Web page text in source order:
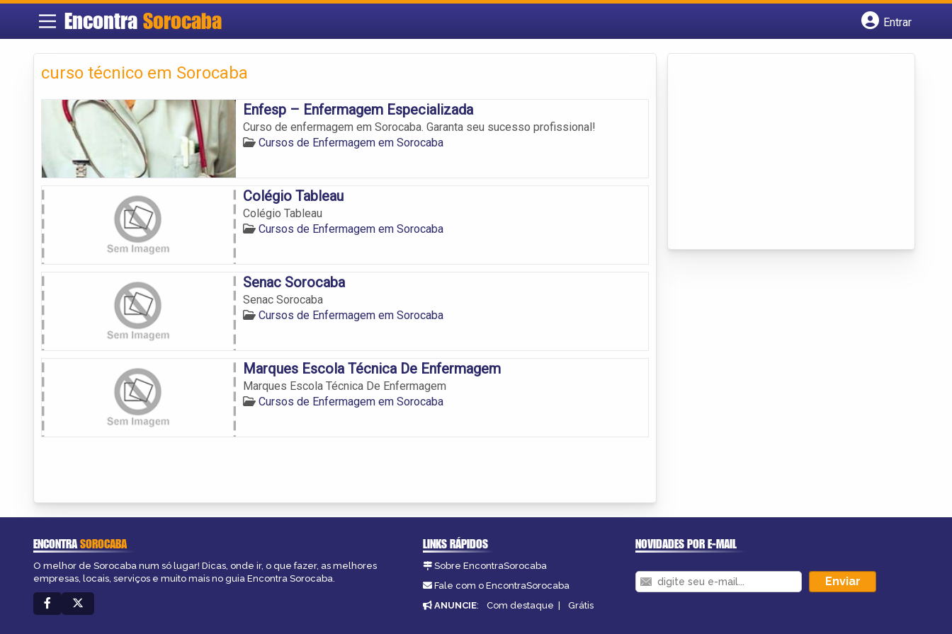
Encontra Sorocaba
Entrar
curso técnico em Sorocaba
Enfesp – Enfermagem Especializada
Curso de enfermagem em Sorocaba. Garanta seu sucesso profissional!
Cursos de Enfermagem em Sorocaba
Colégio Tableau
Colégio Tableau
Cursos de Enfermagem em Sorocaba
Senac Sorocaba
Senac Sorocaba
Cursos de Enfermagem em Sorocaba
Marques Escola Técnica De Enfermagem
Marques Escola Técnica De Enfermagem
Cursos de Enfermagem em Sorocaba
ENCONTRASOROCABA
O melhor de Sorocaba num só lugar! Dicas, onde ir, o que fazer, as melhores
empresas, locais, serviços e muito mais no guia Encontra Sorocaba.
LINKS RÁPIDOS
Sobre EncontraSorocaba
Fale com o EncontraSorocaba
ANUNCIE: Com destaque | Grátis
NOVIDADES POR E-MAIL